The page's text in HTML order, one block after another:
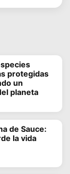
protegidas
un
planeta
de Sauce:
la vida